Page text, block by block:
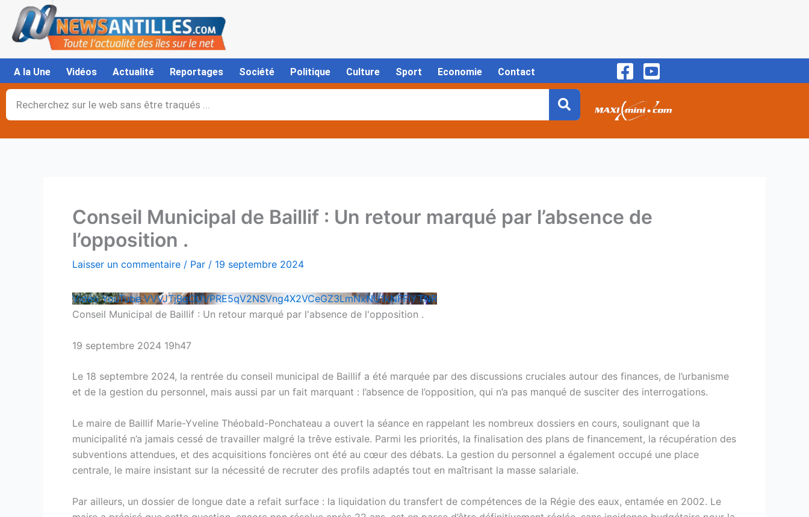
contenu
A la Une Vidéos Actualité Reportages Société Politique Culture Sport Economie Contact
Rechercher
Conseil Municipal de Baillif : Un retour marqué par l’absence de
l’opposition .
Laisser un commentaire / Par / 19 septembre 2024
Vidéo YouTube VVVJTjBqOUVPRE5qV2NSVng4X2VCeGZ3LmNxNU1kNFFiYTNR
Conseil Municipal de Baillif : Un retour marqué par l'absence de l'opposition .
19 septembre 2024 19h47
Le 18 septembre 2024, la rentrée du conseil municipal de Baillif a été marquée par des discussions cruciales autour des finances, de l’urbanisme
et de la gestion du personnel, mais aussi par un fait marquant : l’absence de l’opposition, qui n’a pas manqué de susciter des interrogations.
Le maire de Baillif Marie-Yveline Théobald-Ponchateau a ouvert la séance en rappelant les nombreux dossiers en cours, soulignant que la
municipalité n’a jamais cessé de travailler malgré la trêve estivale. Parmi les priorités, la finalisation des plans de financement, la récupération des
subventions attendues, et des acquisitions foncières ont été au cœur des débats. La gestion du personnel a également occupé une place
centrale, le maire insistant sur la nécessité de recruter des profils adaptés tout en maîtrisant la masse salariale.
Par ailleurs, un dossier de longue date a refait surface : la liquidation du transfert de compétences de la Régie des eaux, entamée en 2002. Le